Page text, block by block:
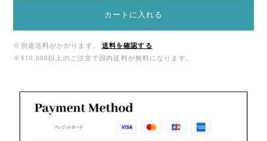
カートに入れる
※別途送料がかかります。
送料を確認する
※¥10,000以上のご注文で国内送料が無料になります。